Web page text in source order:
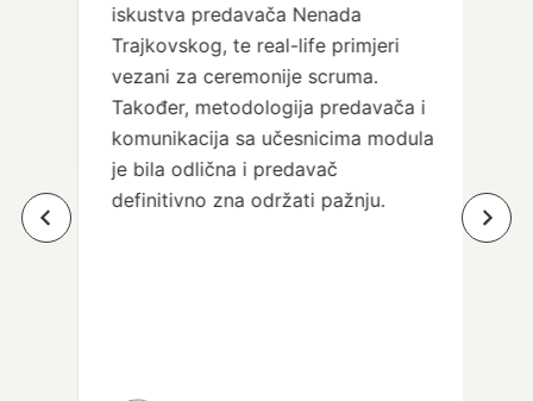
iskustva predavača Nenada
Trajkovskog, te real-life primjeri
vezani za ceremonije scruma.
Također, metodologija predavača i
komunikacija sa učesnicima modula
je bila odlična i predavač
definitivno zna održati pažnju.